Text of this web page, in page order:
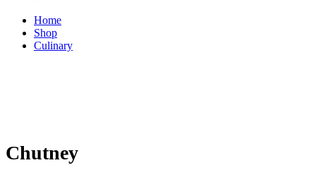
Home
Shop
Culinary
Chutney